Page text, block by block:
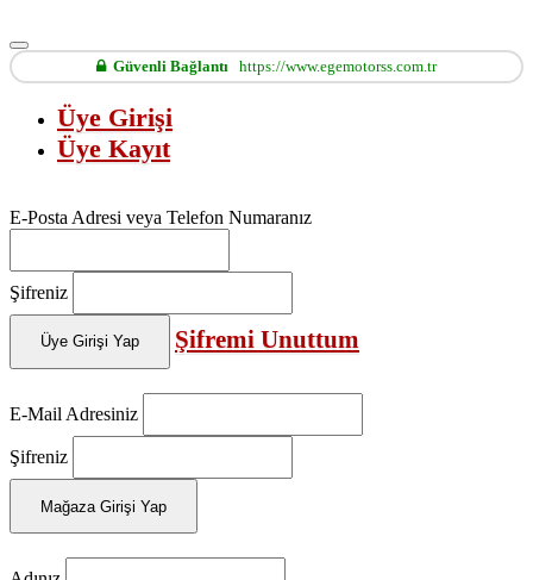
Güvenli Bağlantı https://www.egemotorss.com.tr
Üye Girişi
Üye Kayıt
E-Posta Adresi veya Telefon Numaranız
Şifreniz
Üye Girişi Yap Şifremi Unuttum
E-Mail Adresiniz
Şifreniz
Mağaza Girişi Yap